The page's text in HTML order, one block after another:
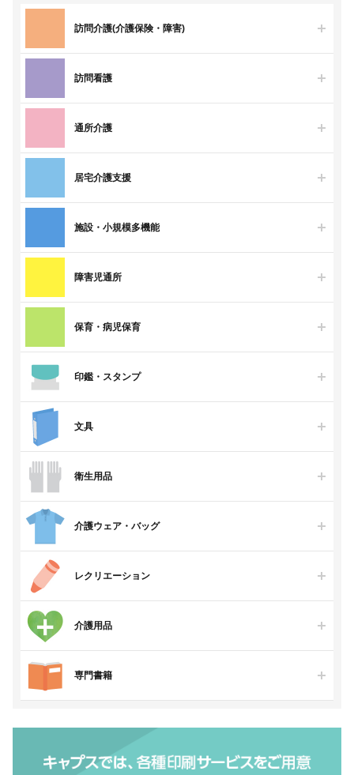
訪問介護(介護保険・障害)
訪問看護
通所介護
居宅介護支援
施設・小規模多機能
障害児通所
保育・病児保育
印鑑・スタンプ
文具
衛生用品
介護ウェア・バッグ
レクリエーション
介護用品
専門書籍